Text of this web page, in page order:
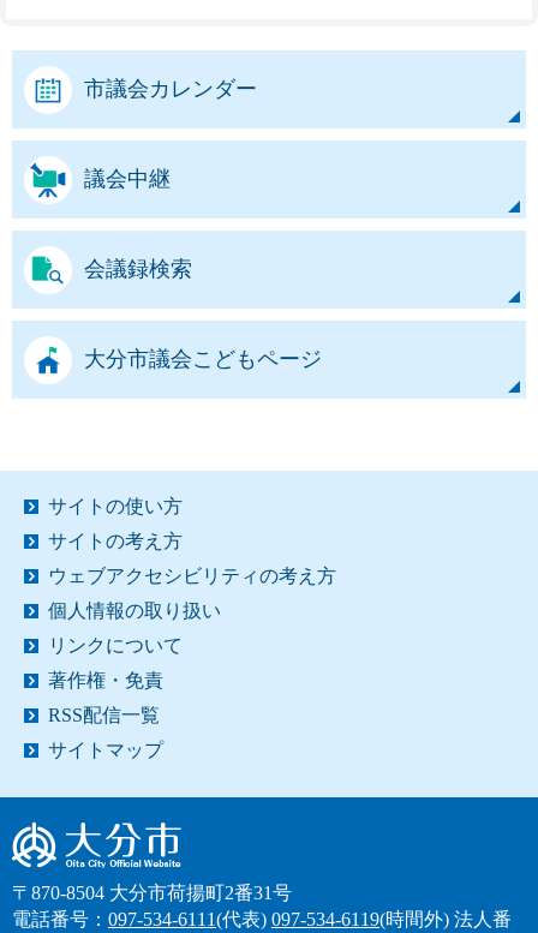
市議会カレンダー
議会中継
会議録検索
大分市議会こどもページ
サイトの使い方
サイトの考え方
ウェブアクセシビリティの考え方
個人情報の取り扱い
リンクについて
著作権・免責
RSS配信一覧
サイトマップ
大分市
〒870-8504 大分市荷揚町2番31号
電話番号： 097-534-6111(代表) 097-534-6119(時間外) 法人番